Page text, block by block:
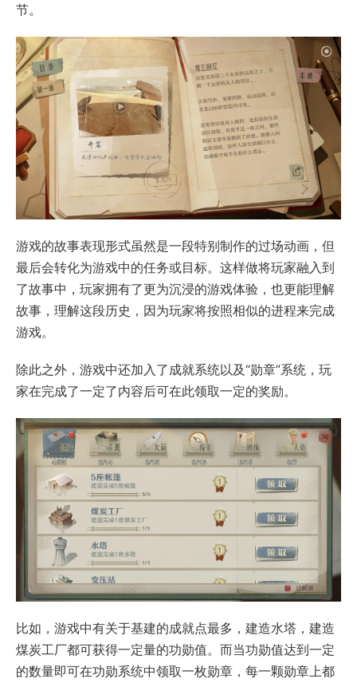
节。
游戏的故事表现形式虽然是一段特别制作的过场动画，但
最后会转化为游戏中的任务或目标。这样做将玩家融入到
了故事中，玩家拥有了更为沉浸的游戏体验，也更能理解
故事，理解这段历史，因为玩家将按照相似的进程来完成
游戏。
除此之外，游戏中还加入了成就系统以及“勋章”系统，玩
家在完成了一定了内容后可在此领取一定的奖励。
比如，游戏中有关于基建的成就点最多，建造水塔，建造
煤炭工厂都可获得一定量的功勋值。而当功勋值达到一定
的数量即可在功勋系统中领取一枚勋章，每一颗勋章上都